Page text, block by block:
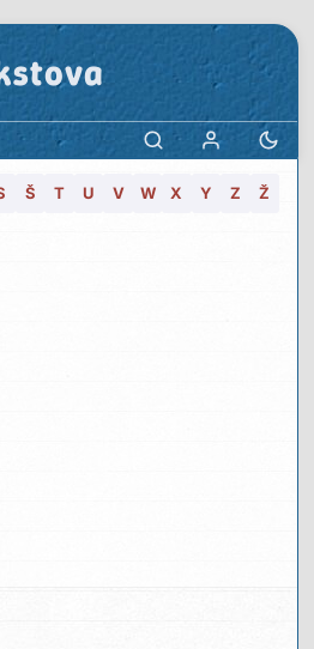
Š T U V W X Y Z Ž